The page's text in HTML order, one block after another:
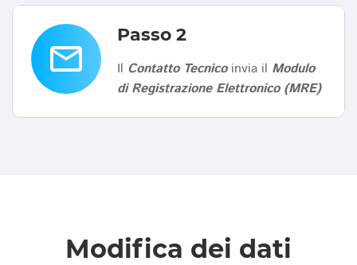
email
Passo 2
Il Contatto Tecnicoinvia il Modulo
di Registrazione Elettronico (MRE)
Modifica dei dati